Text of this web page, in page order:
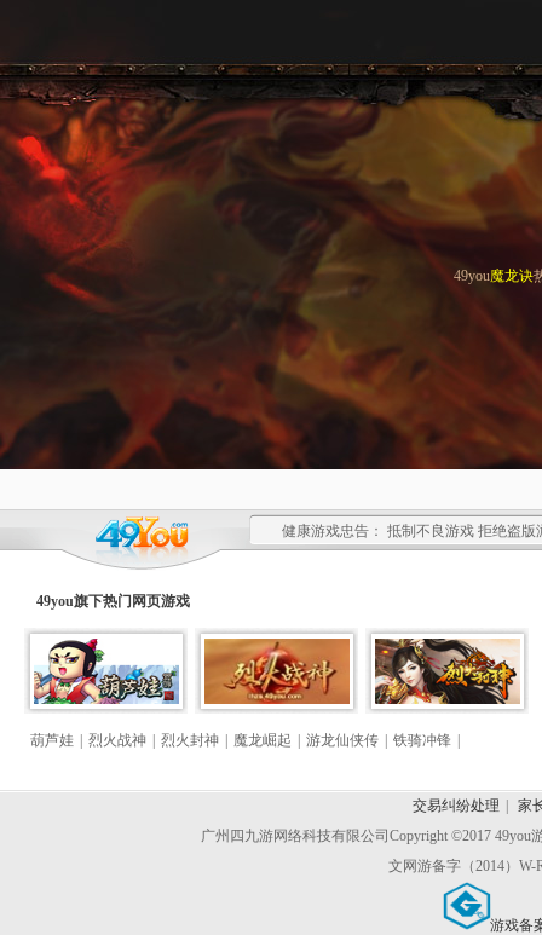
49you魔龙诀
健康游戏忠告： 抵制不良游戏 拒绝盗
49you旗下热门 网页游戏
葫芦娃 烈火战神 烈火封神 魔龙崛起 游龙仙侠传 铁骑冲锋
交易纠纷处理
家
广州四九游网络科技有限公司Copyright ©2017 49you
文网游备字（2014）W-
游戏备